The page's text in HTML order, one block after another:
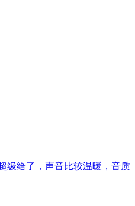
级给了，声音比较温暖，音质